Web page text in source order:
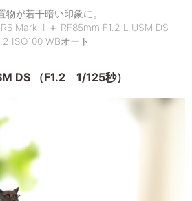
が若干暗い印象に。
Mark II ＋ RF85mm F1.2 L USM DS
ISO100 WBオート
DS （F1.2 1/125秒）